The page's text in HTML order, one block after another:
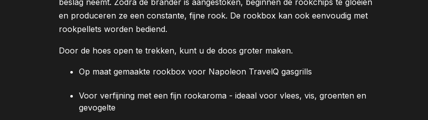
en produceren ze een constante, fijne rook. De rookbox kan ook eenvoudig met
rookpellets worden bediend.
Door de hoes open te trekken, kunt u de doos groter maken.
Op maat gemaakte rookbox voor Napoleon TravelQ gasgrills
Voor verfijning met een fijn rookaroma - ideaal voor vlees, vis, groenten en
gevogelte